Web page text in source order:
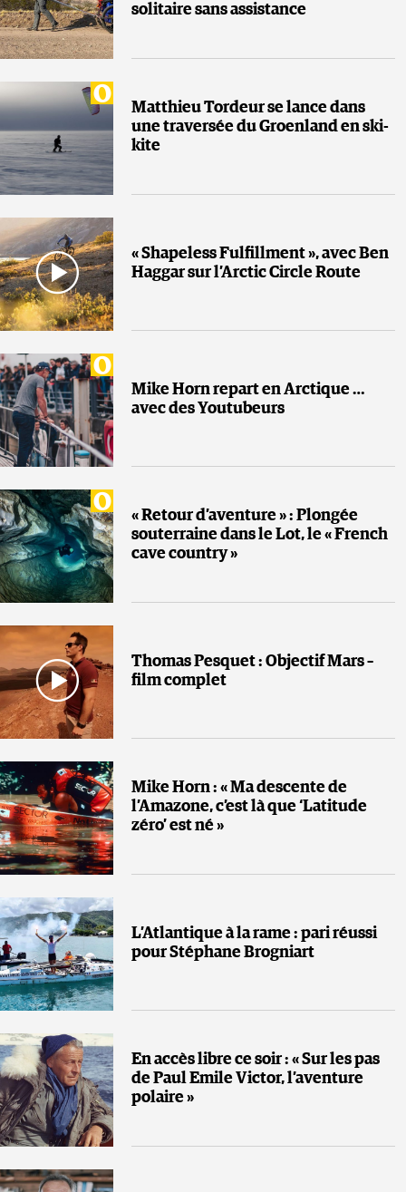
solitaire sans assistance
Matthieu Tordeur se lance dans
une traversée du Groenland en ski-
kite
« Shapeless Fulfillment », avec Ben
Haggar sur l’Arctic Circle Route
Mike Horn repart en Arctique …
avec des Youtubeurs
« Retour d’aventure » : Plongée
souterraine dans le Lot, le « French
cave country »
Thomas Pesquet : Objectif Mars –
film complet
Mike Horn : « Ma descente de
l’Amazone, c’est là que ‘Latitude
zéro’ est né »
L’Atlantique à la rame : pari réussi
pour Stéphane Brogniart
En accès libre ce soir : « Sur les pas
de Paul Emile Victor, l’aventure
polaire »